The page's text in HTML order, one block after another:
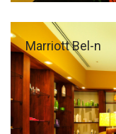
Marriott Bel-n